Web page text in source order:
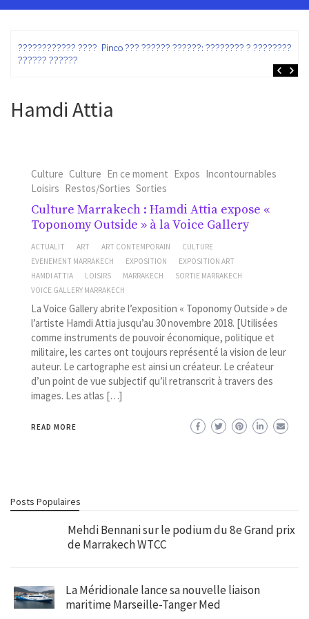
???????????? ???? Pinco ??? ?????? ??????: ???????? ? ???????? ?
?????? ??????
Hamdi Attia
Culture Culture En ce moment Expos Incontournables
Loisirs Restos/Sorties Sorties
Culture Marrakech : Hamdi Attia expose «
Toponomy Outside » à la Voice Gallery
ACTUALIT ART ART CONTEMPORAIN
CULTURE
EVENEMENT MARRAKECH
EXPOSITION
EXPOSITION ART
HAMDI ATTIA
LOISIRS MARRAKECH
SORTIE MARRAKECH
VOICE GALLERY MARRAKECH
La Voice Gallery abrite l’exposition « Toponomy Outside » de
l’artiste Hamdi Attia jusqu’au 30 novembre 2018. [Utilisées
comme instruments de pouvoir économique, politique et
militaire, les cartes ont toujours représenté la vision de leur
auteur. Le cartographe est ainsi un créateur. Le créateur
d’un point de vue subjectif qu’il retranscrit à travers des
images. Les atlas […]
READ MORE
Posts Populaires
Mehdi Bennani sur le podium du 8e Grand prix
de Marrakech WTCC
La Méridionale lance sa nouvelle liaison
maritime Marseille-Tanger Med